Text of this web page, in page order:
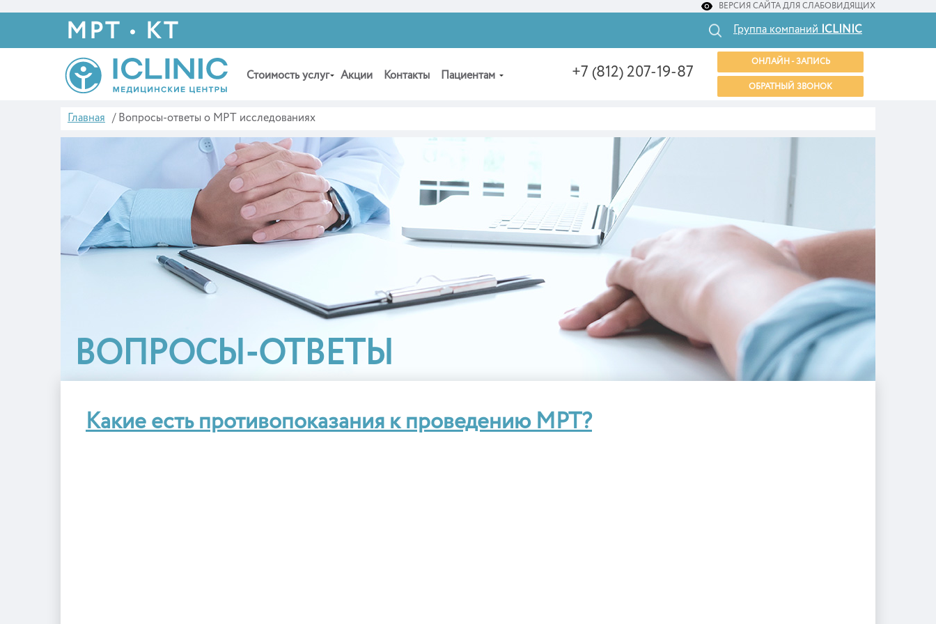
ВЕРСИЯ САЙТА ДЛЯ СЛАБОВИДЯЩИХ
МРТ • КТ Группа компаний ICLINIC
Стоимость услуг Акции Контакты Пациентам +7 (812) 207-19-87
ОНЛАЙН - ЗАПИСЬ
ОБРАТНЫЙ ЗВОНОК
Главная / Вопросы-ответы о МРТ исследованиях
ВОПРОСЫ-ОТВЕТЫ
Какие есть противопоказания к проведению МРТ?